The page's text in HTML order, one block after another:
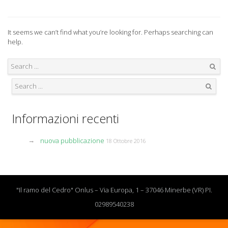
It seems we can’t find what you’re looking for. Perhaps searching can
help.
Informazioni recenti
nuova pubblicazione 18 Ottobre 2016
"Il ramo del Cedro" Onlus – Via Europa, 1 – 37046 Minerbe (VR) PI.
02989540238